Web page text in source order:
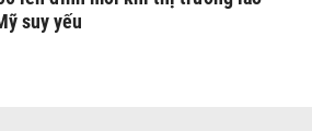
suy yếu